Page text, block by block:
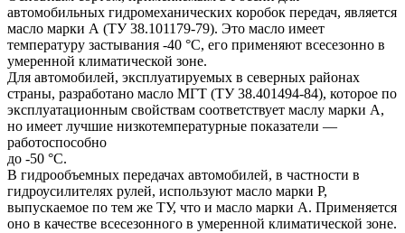
автомобильных гидромеханических коробок передач, является
масло марки А (ТУ 38.101179-79). Это масло имеет
температуру застывания -40 °С, его применяют всесезонно в
умеренной климатической зоне.
Для автомобилей, эксплуатируемых в северных районах
страны, разработано масло МГТ (ТУ 38.401494-84), которое по
эксплуатационным свойствам соответствует маслу марки А,
но имеет лучшие низкотемпературные показатели —
работоспособно
до -50 °С.
В гидрообъемных передачах автомобилей, в частности в
гидроусилителях рулей, используют масло марки Р,
выпускаемое по тем же ТУ, что и масло марки А. Применяется
оно в качестве всесезонного в умеренной климатической зоне.